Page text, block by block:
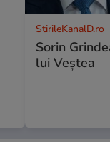
StirileKanalD.ro
Sorin
lui Veștea